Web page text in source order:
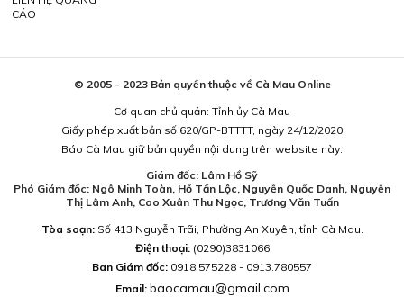
CÁO
© 2005 - 2023 Bản quyền thuộc về Cà Mau Online
Cơ quan chủ quản: Tỉnh ủy Cà Mau
Giấy phép xuất bản số 620/GP-BTTTT, ngày 24/12/2020
Báo Cà Mau giữ bản quyền nội dung trên website này.
Giám đốc: Lâm Hồ Sỹ
Phó Giám đốc: Ngô Minh Toàn, Hồ Tấn Lộc, Nguyễn Quốc Danh, Nguyễn
Thị Lâm Anh, Cao Xuân Thu Ngọc, Trương Văn Tuấn
Tòa soạn:Số 413 Nguyễn Trãi, Phường An Xuyên, tỉnh Cà Mau.
Điện thoại: (0290)3831066
Ban Giám đốc: 0918.575228 - 0913.780557
Email: baocamau@gmail.com